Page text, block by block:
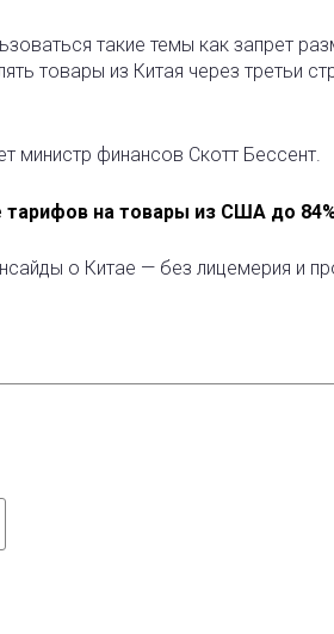
такие темы как запрет
товары из Китая через третьи
министр финансов Скотт Бессент.
тарифов на товары из США до
о Китае — без лицемерия и